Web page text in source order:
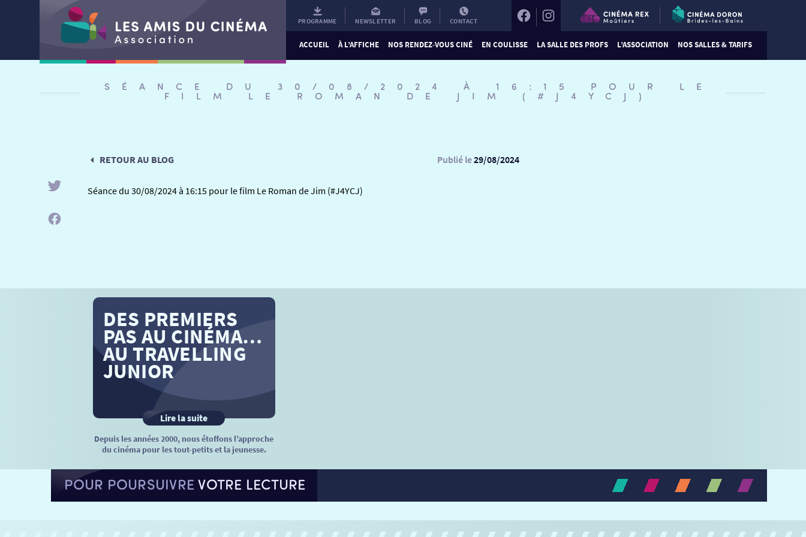
PROGRAMME NEWSLETTER BLOG CONTACT
ACCUEIL À L’AFFICHE NOS RENDEZ-VOUS CINÉ EN COULISSE LA SALLE DES PROFS L’ASSOCIATION NOS SALLES & TARIFS
SÉANCE DU 30/08/2024 À 16:15 POUR LE
FILM LE ROMAN DE JIM (#J4YCJ)
RETOUR AU BLOG Publié le29/08/2024
Séance du 30/08/2024 à 16:15 pour le film Le Roman de Jim (#J4YCJ)
DES PREMIERS
PAS AU CINÉMA…
AU TRAVELLING
JUNIOR
Lire la suite
Depuis les années 2000, nous étoffons l’approche
du cinéma pour les tout-petits et la jeunesse.
POUR POURSUIVREVOTRE LECTURE